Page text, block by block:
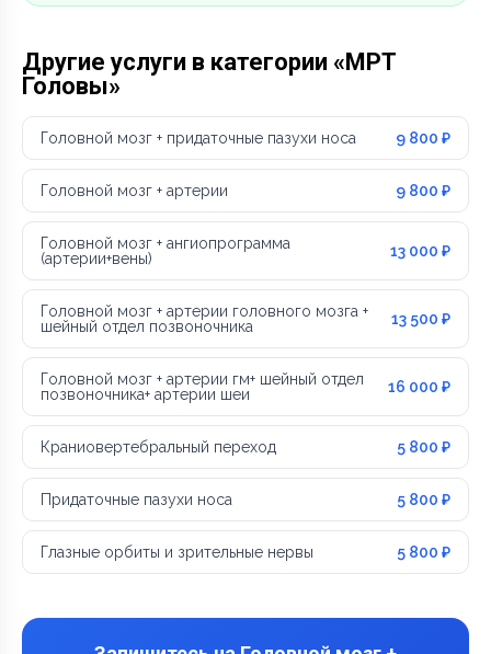
Другие услуги в категории «МРТ
Головы»
Головной мозг + придаточные пазухи носа 9 800 ₽
Головной мозг + артерии 9 800 ₽
Головной мозг + ангиопрограмма
(артерии+вены)
13 000 ₽
Головной мозг + артерии головного мозга +
шейный отдел позвоночника
13 500 ₽
Головной мозг + артерии гм+ шейный отдел
позвоночника+ артерии шеи
16 000 ₽
Краниовертебральный переход 5 800 ₽
Придаточные пазухи носа 5 800 ₽
Глазные орбиты и зрительные нервы 5 800 ₽